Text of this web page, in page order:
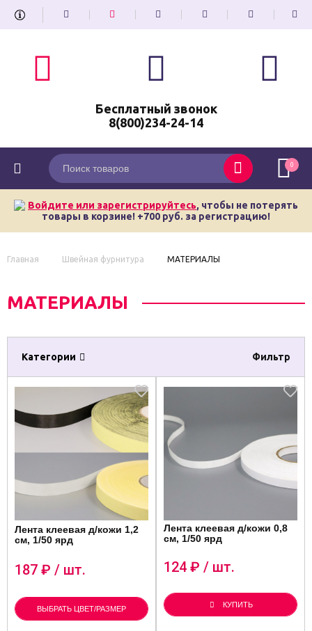
Бесплатный звонок
8(800)234-24-14
0
Войдите или зарегистрируйтесь, чтобы не потерять
товары в корзине! +700 руб. за регистрацию!
Главная Швейная фурнитура МАТЕРИАЛЫ
МАТЕРИАЛЫ
Категории Фильтр
Лента клеевая д/кожи 1,2
см, 1/50 ярд
187 ₽ / шт.
ВЫБРАТЬ ЦВЕТ/РАЗМЕР
Лента клеевая д/кожи 0,8
см, 1/50 ярд
124 ₽ / шт.
КУПИТЬ